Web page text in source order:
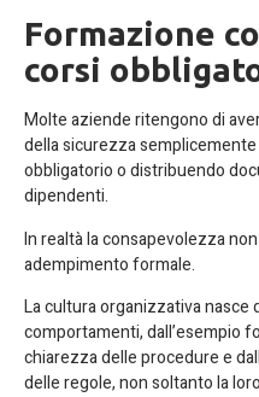
Formazione
corsi
Molte aziende ritengono di
della sicurezza
obbligatorio o distribuendo
dipendenti.
In realtà la consapevolezza
adempimento formale.
La cultura organizzativa nasce
comportamenti, dall’esempio
chiarezza delle procedure e
delle regole, non soltanto la